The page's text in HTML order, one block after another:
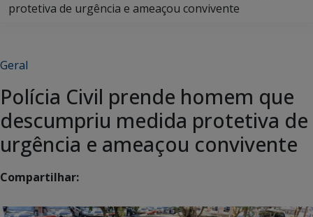
protetiva de urgência e ameaçou convivente
Geral
Polícia Civil prende homem que
descumpriu medida protetiva de
urgência e ameaçou convivente
Compartilhar: